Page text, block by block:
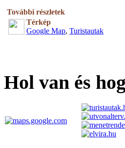
További részletek
Térkép
Google Map, Turistautak
Hol van és